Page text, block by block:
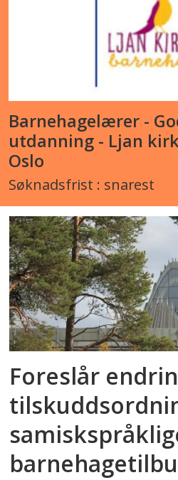
Barnehagelærer -
utdanning - Ljan
Oslo
Søknadsfrist : snarest
Foreslår